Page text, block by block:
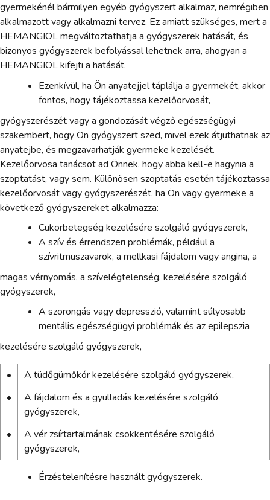
gyermekénél bármilyen egyéb gyógyszert alkalmaz, nemrégiben
alkalmazott vagy alkalmazni tervez. Ez amiatt szükséges, mert a
HEMANGIOL megváltoztathatja a gyógyszerek hatását, és
bizonyos gyógyszerek befolyással lehetnek arra, ahogyan a
HEMANGIOL kifejti a hatását.
Ezenkívül, ha Ön anyatejjel táplálja a gyermekét, akkor
fontos, hogy tájékoztassa kezelőorvosát,
gyógyszerészét vagy a gondozását végző egészségügyi
szakembert, hogy Ön gyógyszert szed, mivel ezek átjuthatnak az
anyatejbe, és megzavarhatják gyermeke kezelését.
Kezelőorvosa tanácsot ad Önnek, hogy abba kell-e hagynia a
szoptatást, vagy sem. Különösen szoptatás esetén tájékoztassa
kezelőorvosát vagy gyógyszerészét, ha Ön vagy gyermeke a
következő gyógyszereket alkalmazza:
Cukorbetegség kezelésére szolgáló gyógyszerek,
A szív és érrendszeri problémák, például a
szívritmuszavarok, a mellkasi fájdalom vagy angina, a
magas vérnyomás, a szívelégtelenség, kezelésére szolgáló
gyógyszerek,
A szorongás vagy depresszió, valamint súlyosabb
mentális egészségügyi problémák és az epilepszia
kezelésére szolgáló gyógyszerek,
•
A tüdőgümőkór kezelésére szolgáló gyógyszerek,
•
A fájdalom és a gyulladás kezelésére szolgáló
gyógyszerek,
•
A vér zsírtartalmának csökkentésére szolgáló
gyógyszerek,
Érzéstelenítésre használt gyógyszerek.